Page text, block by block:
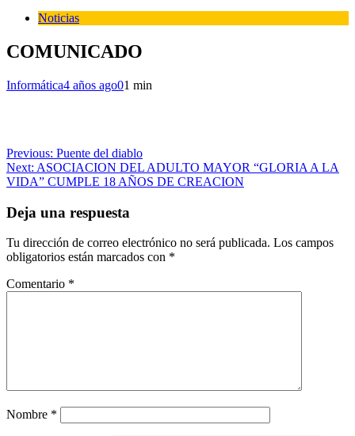
Noticias
COMUNICADO
Informática4 años ago01 min
Navegación
de
Previous: Puente del diablo
Next: ASOCIACION DEL ADULTO MAYOR “GLORIA A LA
VIDA” CUMPLE 18 AÑOS DE CREACION
Deja una respuesta
Tu dirección de correo electrónico no será publicada. Los campos
obligatorios están marcados con *
Comentario *
Nombre *